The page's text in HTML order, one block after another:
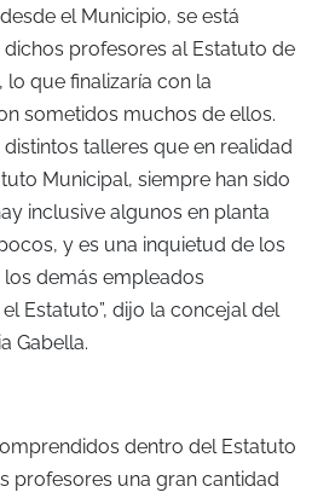
el Municipio, se está
profesores al Estatuto de
que finalizaría con la
sometidos muchos de ellos.
distintos talleres que en realidad
Municipal, siempre han sido
inclusive algunos en planta
y es una inquietud de los
demás empleados
Estatuto”, dijo la concejal del
Gabella.
dentro del Estatuto
profesores una gran cantidad